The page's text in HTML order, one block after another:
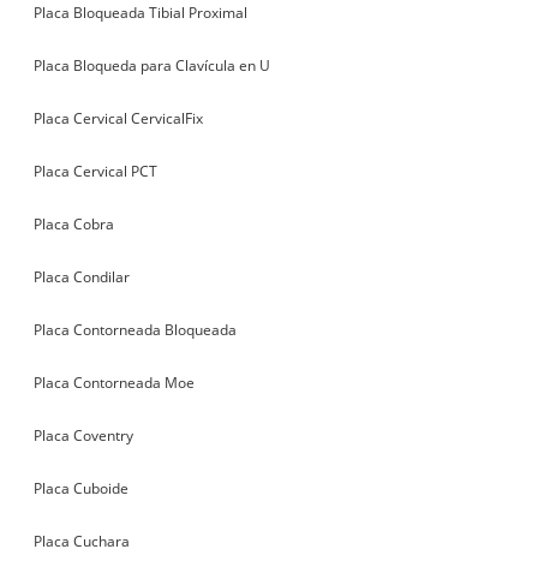
Placa Bloqueada Tibial Proximal
Placa Bloqueda para Clavícula en U
Placa Cervical CervicalFix
Placa Cervical PCT
Placa Cobra
Placa Condilar
Placa Contorneada Bloqueada
Placa Contorneada Moe
Placa Coventry
Placa Cuboide
Placa Cuchara